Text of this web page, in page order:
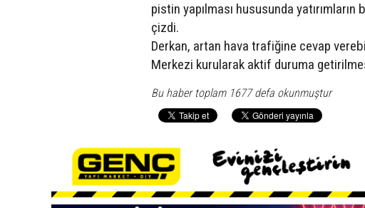
pistin yapılması hususunda
çizdi.
Derkan, artan hava trafiğine cevap
Merkezi kurularak aktif duruma
Bu haber toplam 1677 defa okunmuştur